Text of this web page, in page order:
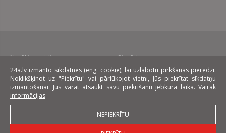
24a.lv izmanto sīkdatnes (eng. cookie), lai uzlabotu pirkšanas pieredzi.
Noklikšķinot uz "Piekrītu" vai pārlūkojot vietni, Jūs piekrītat sīkdatņu
izmantošanai. Jūs varat atsaukt savu piekrišanu jebkurā laikā. Vairāk
informācijas
NEPIEKRĪTU
Norēķinu veidi: Piegāde:
Līzings: